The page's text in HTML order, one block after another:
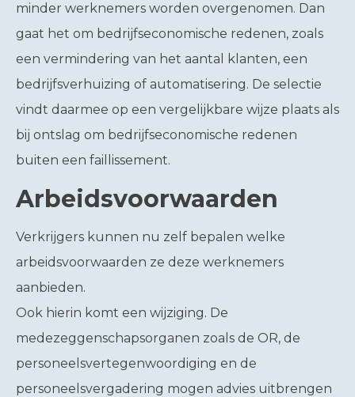
minder werknemers worden overgenomen. Dan
gaat het om bedrijfseconomische redenen, zoals
een vermindering van het aantal klanten, een
bedrijfsverhuizing of automatisering. De selectie
vindt daarmee op een vergelijkbare wijze plaats als
bij ontslag om bedrijfseconomische redenen
buiten een faillissement.
Arbeidsvoorwaarden
Verkrijgers kunnen nu zelf bepalen welke
arbeidsvoorwaarden ze deze werknemers
aanbieden.
Ook hierin komt een wijziging. De
medezeggenschapsorganen zoals de OR, de
personeelsvertegenwoordiging en de
personeelsvergadering mogen advies uitbrengen